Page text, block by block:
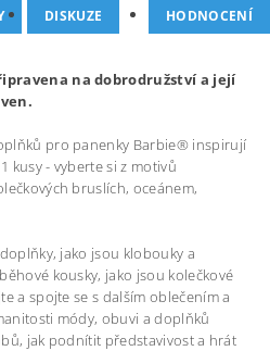
DISKUZE HODNOCENÍ
na dobrodružství a její
pro panenky Barbie® inspirují
kusy - vyberte si z motivů
bruslích, oceánem,
jako jsou klobouky a
kousky, jako jsou kolečkové
a spojte se s dalším oblečením a
módy, obuvi a doplňků
jak podnítit představivost a hrát